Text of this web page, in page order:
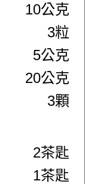
10公克
3粒
5公克
20公克
3顆
2茶匙
1茶匙